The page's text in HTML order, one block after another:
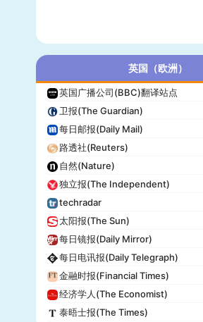
英国（欧洲）
英国广播公司(BBC)翻译站点
卫报(The Guardian)
每日邮报(Daily Mail)
路透社(Reuters)
自然(Nature)
独立报(The Independent)
techradar
太阳报(The Sun)
每日镜报(Daily Mirror)
每日电讯报(Daily Telegraph)
金融时报(Financial Times)
经济学人(The Economist)
泰晤士报(The Times)